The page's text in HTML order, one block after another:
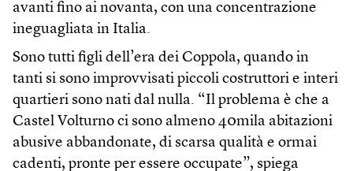
avanti fino ai novanta, con una concentrazione
ineguagliata in Italia.
Sono tutti figli dell’era dei Coppola, quando in
tanti si sono improvvisati piccoli costruttori e interi
quartieri sono nati dal nulla. “Il problema è che a
Castel Volturno ci sono almeno 40mila abitazioni
abusive abbandonate, di scarsa qualità e ormai
cadenti, pronte per essere occupate”, spiega